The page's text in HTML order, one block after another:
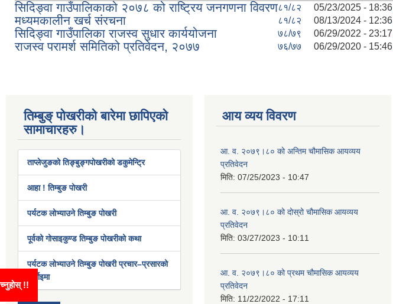
सिदिङ्वा गाउँपालिकाको २०७८ को राष्ट्रिय जनगणना विवरण८१/८२ 05/23/2025 - 18:36
मध्यमकालीन खर्च संरचना ८१/८२ 08/13/2024 - 12:36
सिदिङ्वा गाउँपालिका राजस्व सुधार कार्ययोजना ७८/७९ 06/29/2022 - 23:17
राजस्व परामर्श समितिको प्रतिवेदन, २०७७ ७६/७७ 06/29/2020 - 15:46
तिम्बुङ् पोखरीको बारेमा छापिएको
सामाचारहरु।
ताप्लेजुङको तिङ्बुङ्गपोखरीको डकुमेन्ट्रि
आहा ! तिम्बुङ पोखरी
पर्यटक लोभ्याउने तिम्बुङ पोखरी
पूर्वको गोसाइकुण्ड तिम्बुङ पोखरीको कथा
पर्यटक लोभ्याउने तिम्बुङ पोखरी प्रचार–प्रसारको
पर्खाइमा
आय व्यय विवरण
आ. व. २०७९।८० को अन्तिम चौमासिक आयव्यय
प्रतिवेदन
मिति: 07/25/2023 - 10:47
आ. व. २०७९।८० को दोस्रो चौमासिक आयव्यय
प्रतिवेदन
मिति: 03/27/2023 - 10:11
आ. व. २०७९।८० को प्रथम चौमासिक आयव्यय
प्रतिवेदन
मिति: 11/22/2022 - 17:11
गर्न यहाँ थिच्नुहोस् !!